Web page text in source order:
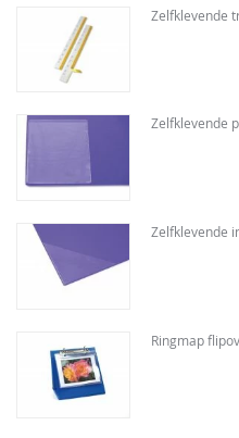
Zelfklevende
Zelfklevende
Zelfklevende
Ringmap